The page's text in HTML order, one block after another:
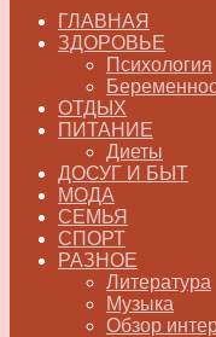
ГЛАВНАЯ
ЗДОРОВЬЕ
Психология
ОТДЫХ
ПИТАНИЕ
Диеты
ДОСУГ И БЫТ
МОДА
СЕМЬЯ
СПОРТ
РАЗНОЕ
Литература
Музыка
Обзор